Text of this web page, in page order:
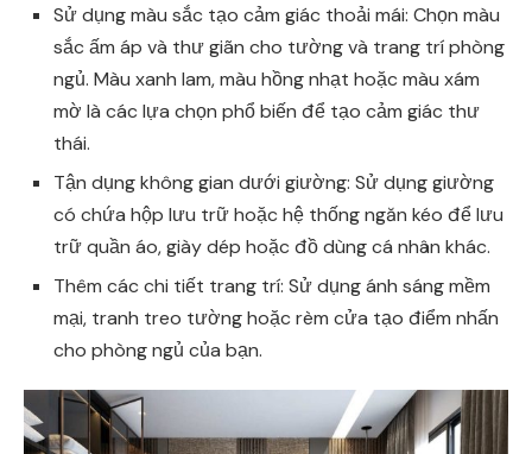
Sử dụng màu sắc tạo cảm giác thoải mái: Chọn màu
sắc ấm áp và thư giãn cho tường và trang trí phòng
ngủ. Màu xanh lam, màu hồng nhạt hoặc màu xám
mờ là các lựa chọn phổ biến để tạo cảm giác thư
thái.
Tận dụng không gian dưới giường: Sử dụng giường
có chứa hộp lưu trữ hoặc hệ thống ngăn kéo để lưu
trữ quần áo, giày dép hoặc đồ dùng cá nhân khác.
Thêm các chi tiết trang trí: Sử dụng ánh sáng mềm
mại, tranh treo tường hoặc rèm cửa tạo điểm nhấn
cho phòng ngủ của bạn.